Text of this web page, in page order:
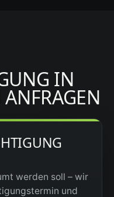
IN
werden soll – wir
und